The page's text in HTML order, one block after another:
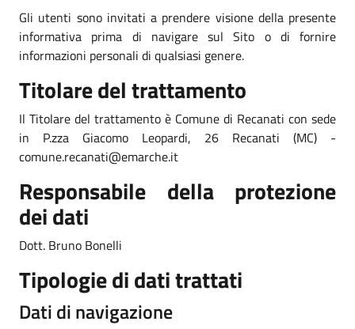
Gli utenti sono invitati a prendere visione della presente
informativa prima di navigare sul Sito o di fornire
informazioni personali di qualsiasi genere.
Titolare del trattamento
Il Titolare del trattamento è Comune di Recanati con sede
in P.zza Giacomo Leopardi, 26 Recanati (MC) -
comune.recanati@emarche.it
Responsabile della protezione
dei dati
Dott. Bruno Bonelli
Tipologie di dati trattati
Dati di navigazione